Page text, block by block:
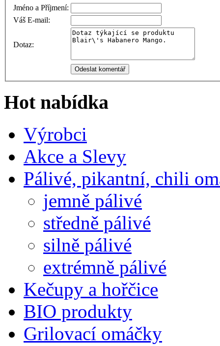
Jméno a Příjmení:
Váš E-mail:
Dotaz:
Hot nabídka
Výrobci
Akce a Slevy
Pálivé, pikantní, chili
jemně pálivé
středně pálivé
silně pálivé
extrémně pálivé
Kečupy a hořčice
BIO produkty
Grilovací omáčky